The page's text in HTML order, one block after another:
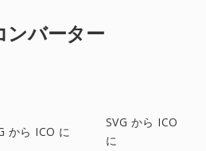
ンバーター
から ICO に
SVG から ICO
に